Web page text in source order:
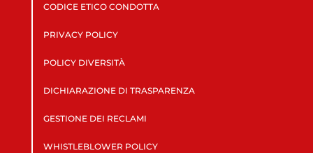
CODICE ETICO CONDOTTA
PRIVACY POLICY
POLICY DIVERSITÀ
DICHIARAZIONE DI TRASPARENZA
GESTIONE DEI RECLAMI
WHISTLEBLOWER POLICY